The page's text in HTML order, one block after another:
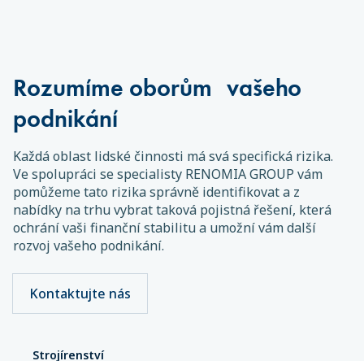
Rozumíme oborům vašeho
podnikání
Každá oblast lidské činnosti má svá specifická rizika.
Ve spolupráci se specialisty RENOMIA GROUP vám
pomůžeme tato rizika správně identifikovat a z
nabídky na trhu vybrat taková pojistná řešení, která
ochrání vaši finanční stabilitu a umožní vám další
rozvoj vašeho podnikání.
Kontaktujte nás
Strojírenství